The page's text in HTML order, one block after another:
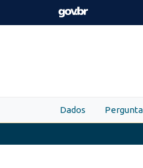
Skip to main content
Dados